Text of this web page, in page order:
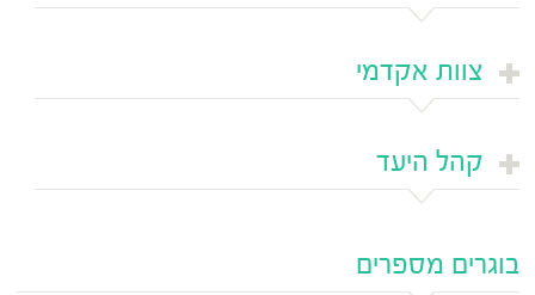
צוות אקדמי
קהל היעד
בוגרים מספרים